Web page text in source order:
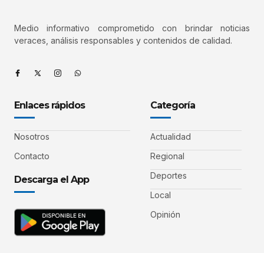
Medio informativo comprometido con brindar noticias
veraces, análisis responsables y contenidos de calidad.
Enlaces rápidos
Nosotros
Contacto
Descarga el App
Categoría
Actualidad
Regional
Deportes
Local
Opinión